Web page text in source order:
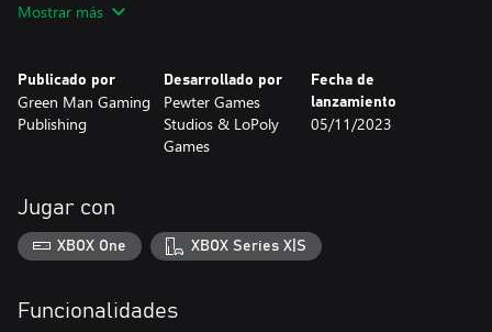
y, al final..., ¡te elevarás a lo más alto! De forma literal.
Nadie dijo que robar fuera fácil. Cada capítulo está lleno de
enemigos que harán cualquier cosa para impedir que robes, y de
peligros del entorno que te harán perder el sentido. Con un poco
de planificación y tras unos cuantos traspiés, lograrás robar y
nada. Haz que tu equipo te tire por el retrete y volverás a la
acción en un periquete.
Habilidades y mejoras
especial que te permitirá volar cosas por los aires, reventar
Mostrar más
Publicado por
Green Man Gaming
Publishing
Desarrollado por
Pewter Games
Studios & LoPoly
Games
Fecha de
lanzamiento
05/11/2023
Jugar con
XBOX One XBOX Series X|S
Funcionalidades